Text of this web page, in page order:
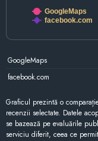
GoogleMaps
facebook.com
GoogleMaps
facebook.com
Graficul prezintă o
recenzii selectate. Datele
se bazează pe evaluările
serviciu diferit, ceea ce